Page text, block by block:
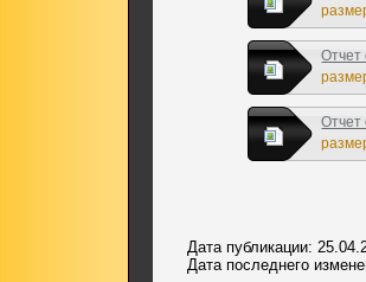
Отчет
Отчет
Дата публикации:
Дата последнего